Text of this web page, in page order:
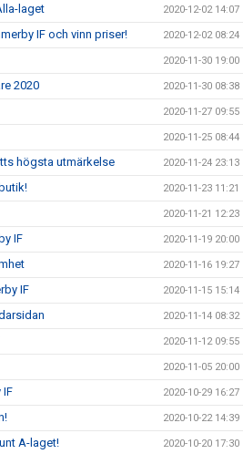
laget 2020-12-02 14:07
IF och vinn priser! 2020-12-02 08:24
2020-11-30 19:00
2020 2020-11-30 08:38
2020-11-27 09:55
2020-11-25 08:44
högsta utmärkelse 2020-11-24 23:13
2020-11-23 11:21
2020-11-21 12:23
IF 2020-11-19 20:00
2020-11-16 19:27
IF 2020-11-15 15:14
2020-11-14 08:32
2020-11-12 09:55
2020-11-05 20:00
IF 2020-10-29 16:27
2020-10-22 14:39
A-laget! 2020-10-20 17:30